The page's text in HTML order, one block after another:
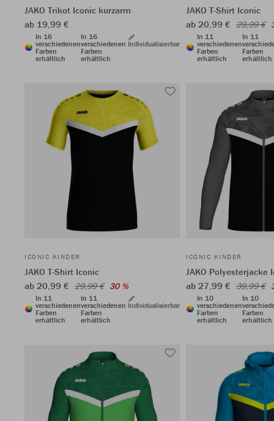
JAKO Trikot Iconic kurzarm
ab 19,99 €
In 16
verschiedenen
Farben
erhältlich
In 16
verschiedenen
Farben
erhältlich
Individualisierbar
JAKO T-Shirt Iconic
ab 20,99 € 29,99 €
In 11
verschiedenen
Farben
erhältlich
In 11
Farben
erhältlich
ICONIC KINDER
JAKO T-Shirt Iconic
ab 20,99 € 29,99 € 30 %
In 11
verschiedenen
Farben
erhältlich
In 11
verschiedenen
Farben
erhältlich
Individualisierbar
ICONIC KINDER
JAKO Polyesterjacke
ab 27,99 € 39,99 €
In 10
verschiedenen
Farben
erhältlich
In 10
Farben
erhältlich